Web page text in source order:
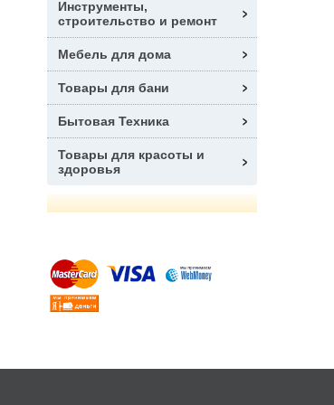
Инструменты,
строительство и ремонт
Мебель для дома
Товары для бани
Бытовая Техника
Товары для красоты и
здоровья